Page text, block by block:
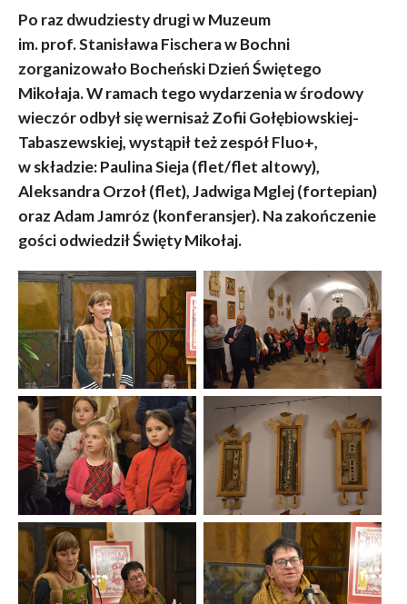
Po raz dwudziesty drugi w Muzeum
im. prof. Stanisława Fischera w Bochni
zorganizowało Bocheński Dzień Świętego
Mikołaja. W ramach tego wydarzenia w środowy
wieczór odbył się wernisaż Zofii Gołębiowskiej-
Tabaszewskiej, wystąpił też zespół Fluo+,
w składzie: Paulina Sieja (flet/flet altowy),
Aleksandra Orzoł (flet), Jadwiga Mglej (fortepian)
oraz Adam Jamróz (konferansjer). Na zakończenie
gości odwiedził Święty Mikołaj.